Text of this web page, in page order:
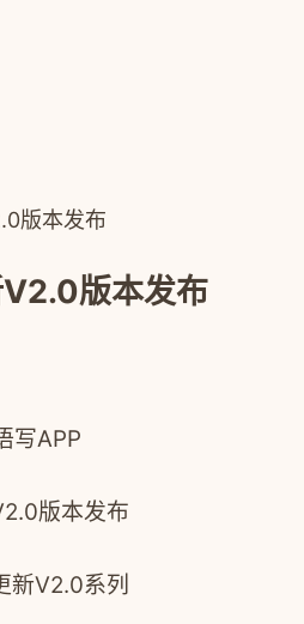
版本发布
版本发布
写APP
版本发布
新V2.0系列